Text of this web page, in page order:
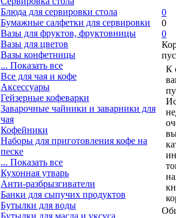
Блюда для сервировки стола
Бумажные салфетки для сервировки
Вазы для фруктов, фруктовницы
Вазы для цветов
Вазы конфетницы
... Показать все
Все для чая и кофе
Аксессуары
Гейзерные кофеварки
Заварочные чайники и заварники для
чая
Кофейники
Наборы для приготовления кофе на
песке
... Показать все
Кухонная утварь
Анти-разбрызгиватели
Банки для сыпучих продуктов
Бутылки для воды
Бутылки для масла и уксуса
0
0
0
К